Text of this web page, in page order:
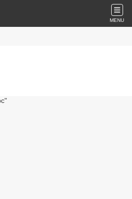
MENU